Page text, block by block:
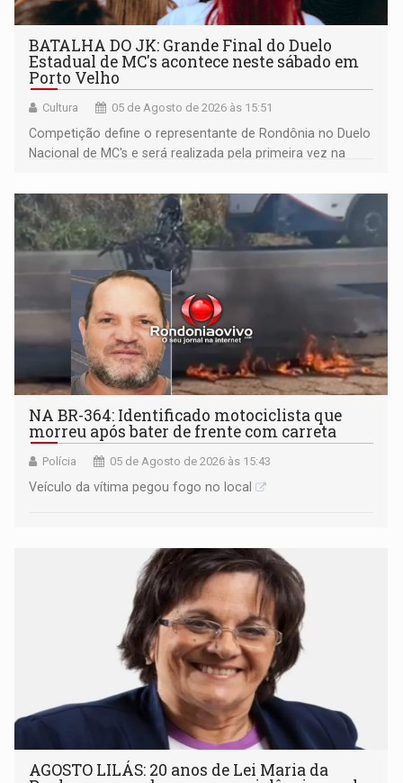
BATALHA DO JK: Grande Final do Duelo
Estadual de MC's acontece neste sábado em
Porto Velho
Cultura 05 de Agosto de 2026 às 15:51
Competição define o representante de Rondônia no Duelo
Nacional de MC's e será realizada pela primeira vez na
NA BR-364: Identificado motociclista que
morreu após bater de frente com carreta
Polícia 05 de Agosto de 2026 às 15:43
Veículo da vítima pegou fogo no local
AGOSTO LILÁS: 20 anos de Lei Maria da